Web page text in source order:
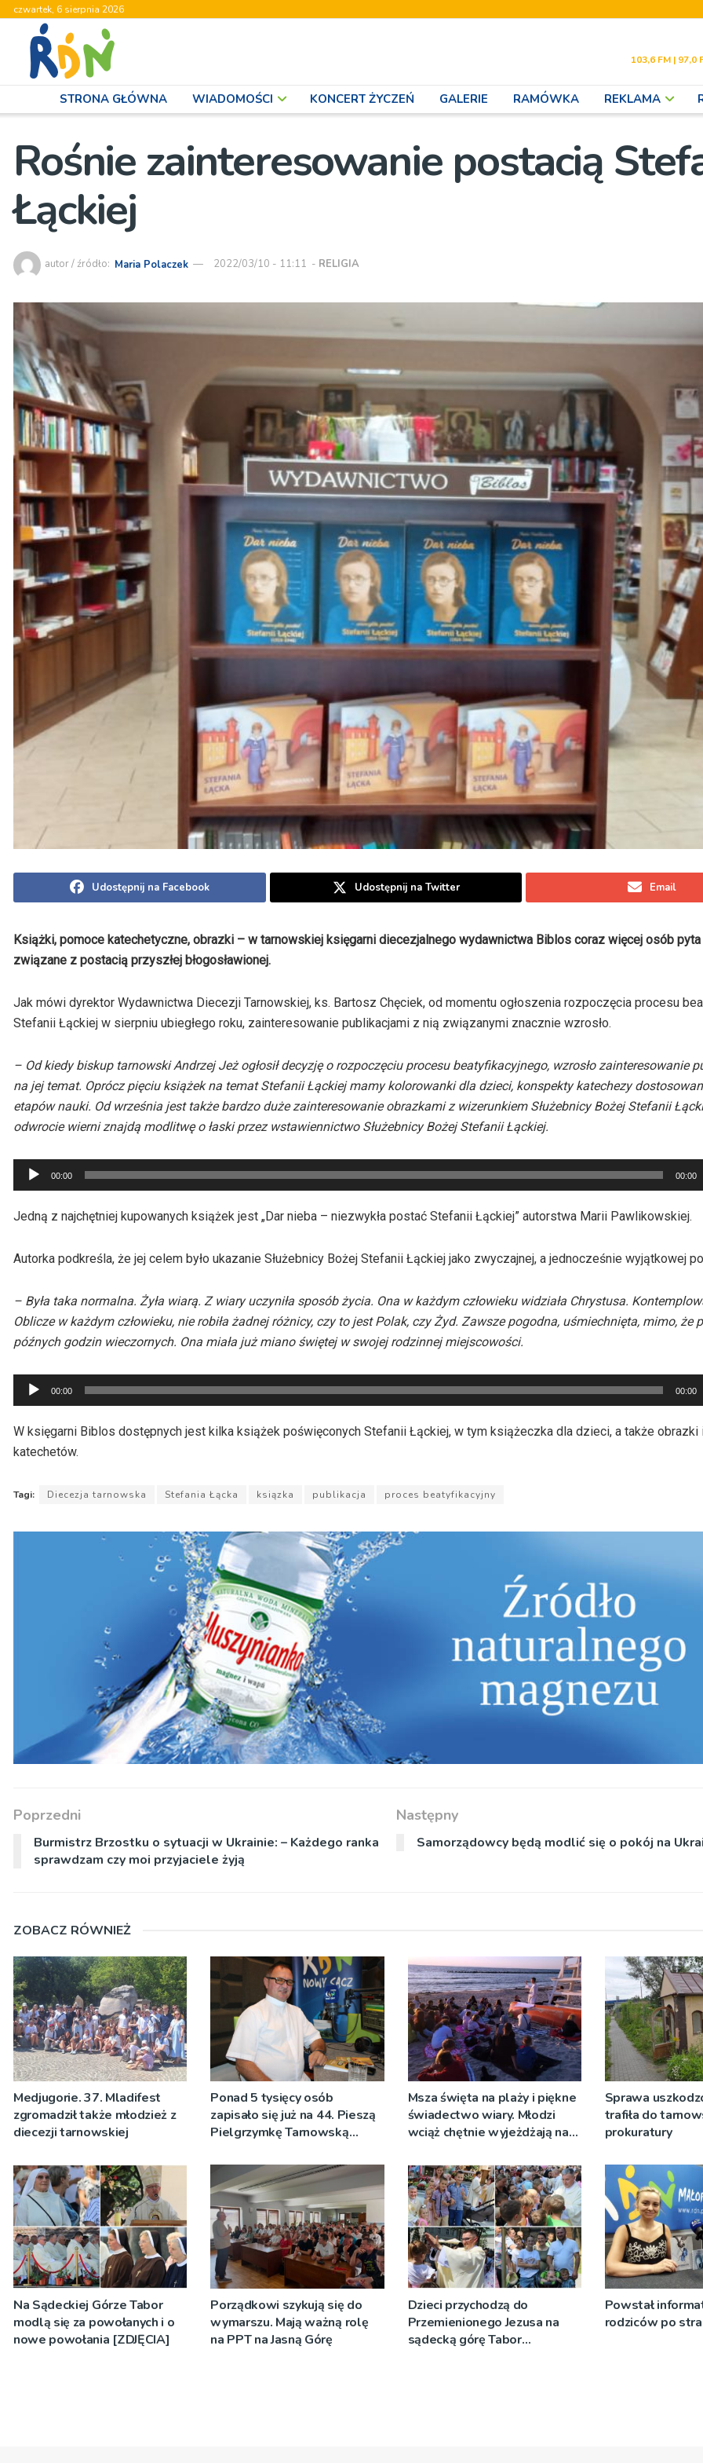
czwartek, 6 sierpnia 2026
103,6 FM | 97,0
STRONA GŁÓWNA WIADOMOŚCI KONCERT ŻYCZEŃ GALERIE RAMÓWKA REKLAMA
Rośnie zainteresowanie postacią
Łąckiej
autor / źródło: Maria Polaczek 2022/03/10 - 11:11 - RELIGIA
Udostępnij na Facebook Udostępnij na Twitter Email
Książki, pomoce katechetyczne, obrazki – w tarnowskiej księgarni diecezjalnego wydawnictwa Biblos coraz więcej osób
związane z postacią przyszłej błogosławionej.
Jak mówi dyrektor Wydawnictwa Diecezji Tarnowskiej, ks. Bartosz Chęciek, od momentu ogłoszenia rozpoczęcia procesu
Stefanii Łąckiej w sierpniu ubiegłego roku, zainteresowanie publikacjami z nią związanymi znacznie wzrosło.
– Od kiedy biskup tarnowski Andrzej Jeż ogłosił decyzję o rozpoczęciu procesu beatyfikacyjnego, wzrosło zainteresowanie
na jej temat. Oprócz pięciu książek na temat Stefanii Łąckiej mamy kolorowanki dla dzieci, konspekty katechezy
etapów nauki. Od września jest także bardzo duże zainteresowanie obrazkami z wizerunkiem Służebnicy Bożej Stefanii
odwrocie wierni znajdą modlitwę o łaski przez wstawiennictwo Służebnicy Bożej Stefanii Łąckiej.
Odtwarzacz
plików
dźwiękowych
00:00 00:00
Jedną z najchętniej kupowanych książek jest „Dar nieba – niezwykła postać Stefanii Łąckiej” autorstwa Marii Pawlikowskiej.
Autorka podkreśla, że jej celem było ukazanie Służebnicy Bożej Stefanii Łąckiej jako zwyczajnej, a jednocześnie wyjątkowej
– Była taka normalna. Żyła wiarą. Z wiary uczyniła sposób życia. Ona w każdym człowieku widziała Chrystusa.
Oblicze w każdym człowieku, nie robiła żadnej różnicy, czy to jest Polak, czy Żyd. Zawsze pogodna, uśmiechnięta, mimo, że
późnych godzin wieczornych. Ona miała już miano świętej w swojej rodzinnej miejscowości.
Odtwarzacz
plików
dźwiękowych
00:00 00:00
W księgarni Biblos dostępnych jest kilka książek poświęconych Stefanii Łąckiej, w tym książeczka dla dzieci, a także obrazki
katechetów.
Tagi: Diecezja tarnowska Stefania Łącka ksiązka publikacja proces beatyfikacyjny
Poprzedni
Burmistrz Brzostku o sytuacji w Ukrainie: – Każdego ranka
sprawdzam czy moi przyjaciele żyją
Następny
Samorządowcy będą modlić się o pokój na
ZOBACZ RÓWNIEŻ
Medjugorie. 37. Mladifest
zgromadził także młodzież z
diecezji tarnowskiej
Ponad 5 tysięcy osób
zapisało się już na 44. Pieszą
Pielgrzymkę Tarnowską
Msza święta na plaży i piękne
świadectwo wiary. Młodzi
wciąż chętnie wyjeżdżają na
Sprawa
trafiła do
prokuratury
Na Sądeckiej Górze Tabor
modlą się za powołanych i o
nowe powołania [ZDJĘCIA]
Porządkowi szykują się do
wymarszu. Mają ważną rolę
na PPT na Jasną Górę
Dzieci przychodzą do
Przemienionego Jezusa na
sądecką górę Tabor
Powstał
rodziców po